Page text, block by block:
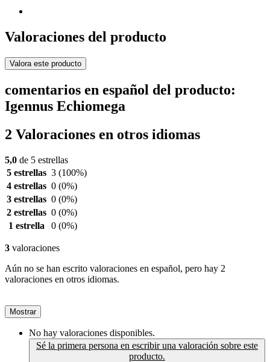
Valoraciones del producto
Valora este producto
comentarios en español del producto:
Igennus Echiomega
2 Valoraciones en otros idiomas
5,0 de 5 estrellas
5 estrellas 3 (100%)
4 estrellas 0 (0%)
3 estrellas 0 (0%)
2 estrellas 0 (0%)
1 estrella
0 (0%)
3 valoraciones
Aún no se han escrito valoraciones en español, pero hay 2
valoraciones en otros idiomas.
Mostrar
No hay valoraciones disponibles.
Sé la primera persona en escribir una valoración sobre este
producto.